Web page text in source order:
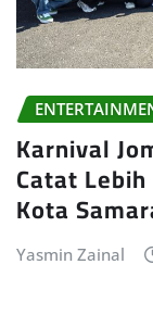
Karnival
Catat
Kota
Yasmin Zainal